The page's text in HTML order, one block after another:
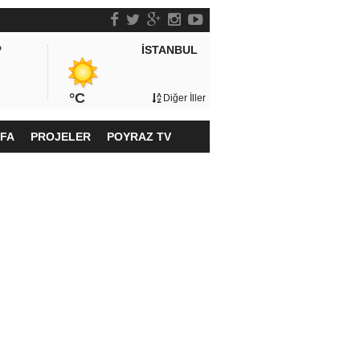
İSTANBUL
°C Diğer İller
PROJELER POYRAZ TV